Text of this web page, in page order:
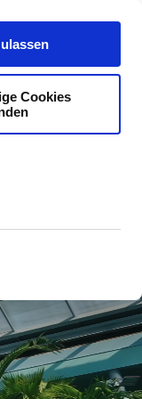
Cookies